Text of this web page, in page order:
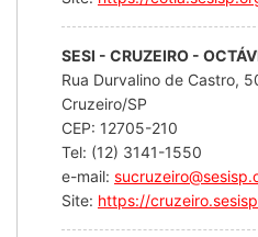
SESI - CRUZEIRO -
Rua Durvalino de Castro,
Cruzeiro/SP
CEP: 12705-210
Tel: (12) 3141-1550
e-mail:
Site: https://